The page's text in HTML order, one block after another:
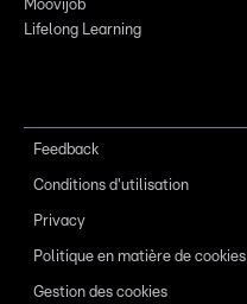
Moovijob
Lifelong Learning
Feedback
Conditions d'utilisation
Privacy
Politique en matière de cookies
Gestion des cookies